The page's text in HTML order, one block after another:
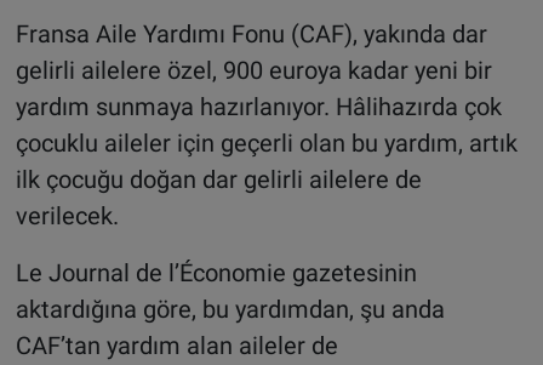
Fransa Aile Yardımı Fonu (CAF), yakında dar
gelirli ailelere özel, 900 euroya kadar yeni bir
yardım sunmaya hazırlanıyor. Hâlihazırda çok
çocuklu aileler için geçerli olan bu yardım, artık
ilk çocuğu doğan dar gelirli ailelere de
verilecek.
Le Journal de l’Économie gazetesinin
aktardığına göre, bu yardımdan, şu anda
CAF’tan yardım alan aileler de